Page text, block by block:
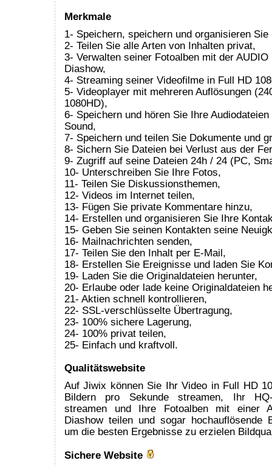
Merkmale
1- Speichern, speichern und organisieren Sie
2- Teilen Sie alle Arten von Inhalten privat,
3- Verwalten seiner Fotoalben mit der AUDIO
Diashow,
4- Streaming seiner Videofilme in Full HD
5- Videoplayer mit mehreren Auflösungen
1080HD),
6- Speichern und hören Sie Ihre
Sound,
7- Speichern und teilen Sie Dokumente und
8- Sichern Sie Dateien bei Verlust aus der
9- Zugriff auf seine Dateien 24h / 24 (PC,
10- Unterschreiben Sie Ihre Fotos,
11- Teilen Sie Diskussionsthemen,
12- Videos im Internet teilen,
13- Fügen Sie private Kommentare hinzu,
14- Erstellen und organisieren Sie Ihre
15- Geben Sie seinen Kontakten seine
16- Mailnachrichten senden,
17- Teilen Sie den Inhalt per E-Mail,
18- Erstellen Sie Ereignisse und laden Sie
19- Laden Sie die Originaldateien herunter,
20- Erlaube oder lade keine Originaldateien
21- Aktien schnell kontrollieren,
22- SSL-verschlüsselte Übertragung,
23- 100% sichere Lagerung,
24- 100% privat teilen,
25- Einfach und kraftvoll.
Qualitätswebsite
Auf Jiwix können Sie Ihr Video in Full HD
Bildern pro Sekunde streamen, Ihr HQ-
streamen und Ihre Fotoalben mit einer
Diashow teilen und sogar hochauflösende
um die besten Ergebnisse zu erzielen
Sichere Website